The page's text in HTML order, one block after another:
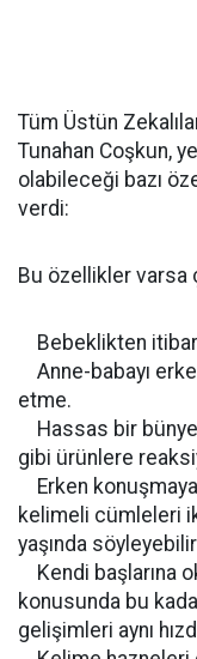
Tüm Üstün
Tunahan Coşkun,
olabileceği bazı
verdi:
Bu özellikler varsa
Bebeklikten
Anne-babayı
etme.
Hassas bir
gibi ürünlere
Erken konuşmaya
kelimeli cümleleri
yaşında
Kendi başlarına
konusunda bu
gelişimleri aynı